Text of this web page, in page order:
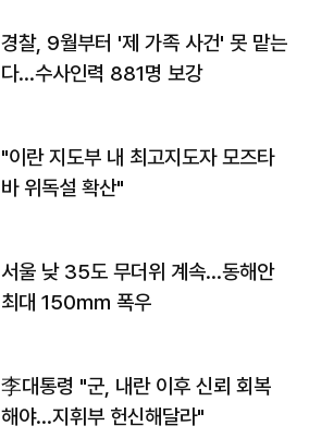
경찰, 9월부터 '제 가족 사건' 못 맡는
다…수사인력 881명 보강
"이란 지도부 내 최고지도자 모즈타
바 위독설 확산"
서울 낮 35도 무더위 계속…동해안
최대 150㎜ 폭우
李대통령 "군, 내란 이후 신뢰 회복
해야…지휘부 헌신해달라"